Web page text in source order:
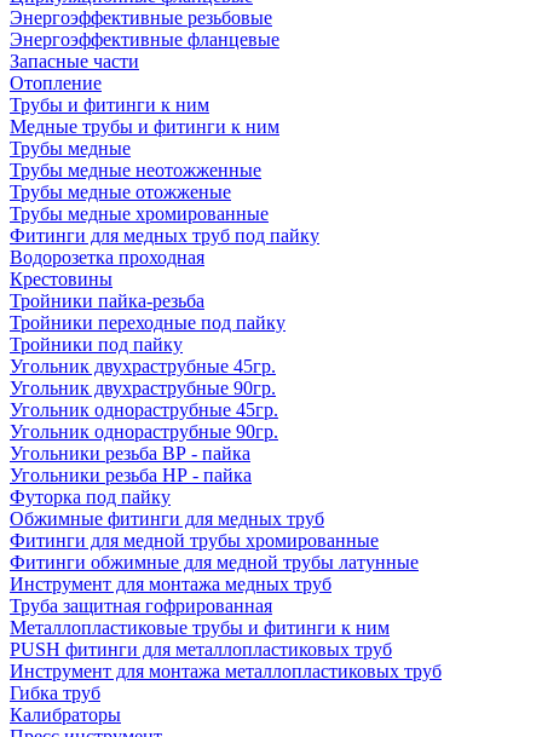
Энергоэффективные резьбовые
Энергоэффективные фланцевые
Запасные части
Отопление
Трубы и фитинги к ним
Медные трубы и фитинги к ним
Трубы медные
Трубы медные неотожженные
Трубы медные отожженые
Трубы медные хромированные
Фитинги для медных труб под пайку
Водорозетка проходная
Крестовины
Тройники пайка-резьба
Тройники переходные под пайку
Тройники под пайку
Угольник двухраструбные 45гр.
Угольник двухраструбные 90гр.
Угольник однораструбные 45гр.
Угольник однораструбные 90гр.
Угольники резьба ВР - пайка
Угольники резьба НР - пайка
Футорка под пайку
Обжимные фитинги для медных труб
Фитинги для медной трубы хромированные
Фитинги обжимные для медной трубы латунные
Инструмент для монтажа медных труб
Труба защитная гофрированная
Металлопластиковые трубы и фитинги к ним
PUSH фитинги для металлопластиковых труб
Инструмент для монтажа металлопластиковых труб
Гибка труб
Калибраторы